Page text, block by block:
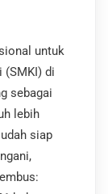
untuk
(SMKI) di
sebagai
lebih
siap